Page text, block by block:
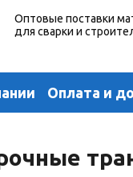
Оптовые поставки
для сварки и
Оплата и